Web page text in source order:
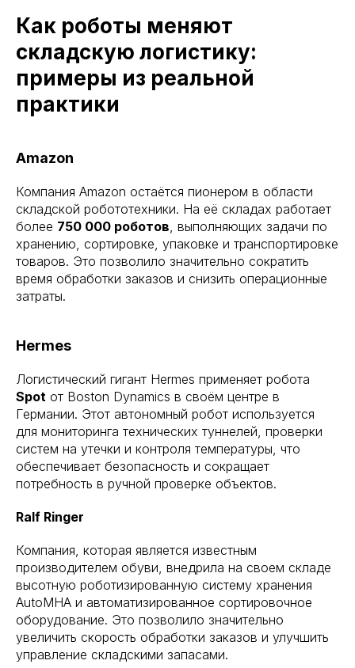
Как роботы меняют
складскую логистику:
примеры из реальной
практики
Amazon
Компания Amazon остаётся пионером в области
складской робототехники. На её складах работает
более 750 000 роботов, выполняющих задачи по
хранению, сортировке, упаковке и транспортировке
товаров. Это позволило значительно сократить
время обработки заказов и снизить операционные
затраты.
Hermes
Логистический гигант Hermes применяет робота
Spot от Boston Dynamics в своём центре в
Германии. Этот автономный робот используется
для мониторинга технических туннелей, проверки
систем на утечки и контроля температуры, что
обеспечивает безопасность и сокращает
потребность в ручной проверке объектов.
Ralf Ringer
Компания, которая является известным
производителем обуви, внедрила на своем складе
высотную роботизированную систему хранения
AutoMHA и автоматизированное сортировочное
оборудование. Это позволило значительно
увеличить скорость обработки заказов и улучшить
управление складскими запасами.